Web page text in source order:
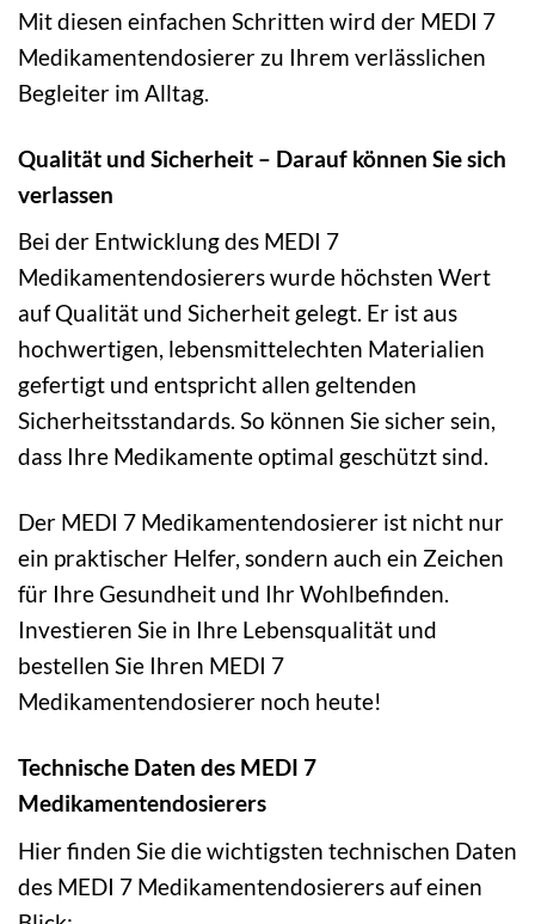
Mit diesen einfachen Schritten wird der MEDI 7
Medikamentendosierer zu Ihrem verlässlichen
Begleiter im Alltag.
Qualität und Sicherheit – Darauf können Sie sich
verlassen
Bei der Entwicklung des MEDI 7
Medikamentendosierers wurde höchsten Wert
auf Qualität und Sicherheit gelegt. Er ist aus
hochwertigen, lebensmittelechten Materialien
gefertigt und entspricht allen geltenden
Sicherheitsstandards. So können Sie sicher sein,
dass Ihre Medikamente optimal geschützt sind.
Der MEDI 7 Medikamentendosierer ist nicht nur
ein praktischer Helfer, sondern auch ein Zeichen
für Ihre Gesundheit und Ihr Wohlbefinden.
Investieren Sie in Ihre Lebensqualität und
bestellen Sie Ihren MEDI 7
Medikamentendosierer noch heute!
Technische Daten des MEDI 7
Medikamentendosierers
Hier finden Sie die wichtigsten technischen Daten
des MEDI 7 Medikamentendosierers auf einen